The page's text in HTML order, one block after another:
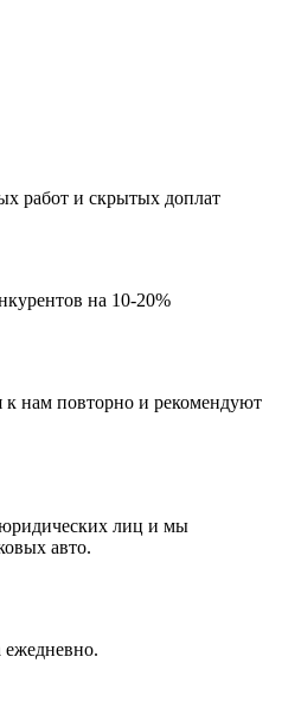
работ и скрытых доплат
на 10-20%
к нам повторно и рекомендуют
лиц и мы
авто.
ежедневно.